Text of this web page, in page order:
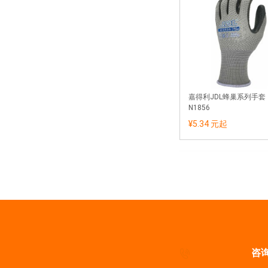
嘉得利JDL蜂巢系列手套
N1856
¥5.34 元起
咨